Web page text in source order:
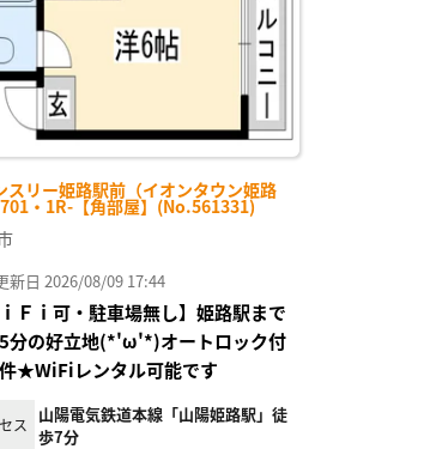
スリー姫路駅前（イオンタウン姫路
・1R-【角部屋】(No.561331)
新日 2026/08/09 17:44
ｉＦｉ可・駐車場無し】姫路駅まで
分の好立地(*'ω'*)オートロック付
★WiFiレンタル可能です
ス
山陽電気鉄道本線「山陽姫路駅」徒
歩7分